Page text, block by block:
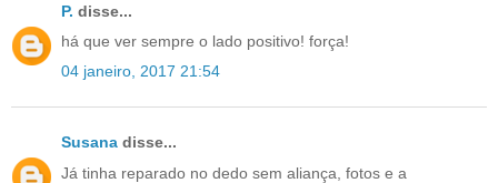
P. disse...
há que ver sempre o lado positivo! força!
04 janeiro, 2017 21:54
Susana disse...
Já tinha reparado no dedo sem aliança, fotos e a